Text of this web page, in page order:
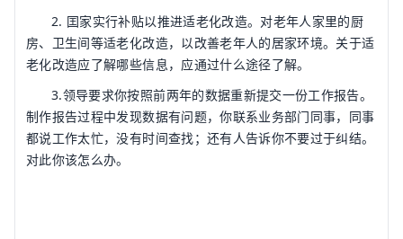
2. 囯家实行补贴以推进适老化改造。对老年人家里的厨
房、卫生间等适老化改造，以改善老年人的居家环境。关于适
老化改造应了解哪些信息，应通过什么途径了解。
3.领导要求你按照前两年的数据重新提交一份工作报告。
制作报告过程中发现数据有问题，你联系业务部门同事，同事
都说工作太忙，没有时间查找；还有人告诉你不要过于纠结。
对此你该怎么办。